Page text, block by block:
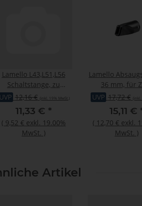
Lamello L43,L51,L56
Schaltstange, zu
L43/L51/L56
UVP 12,16 € (inkl. 19% MwSt.)
11,33 € *
( 9,52 € exkl. 19.00%
MwSt. )
Lamello
36 mm, für
UVP 17,72 €
15,11 €
( 12,70 € exkl.
MwSt. )
Artikel